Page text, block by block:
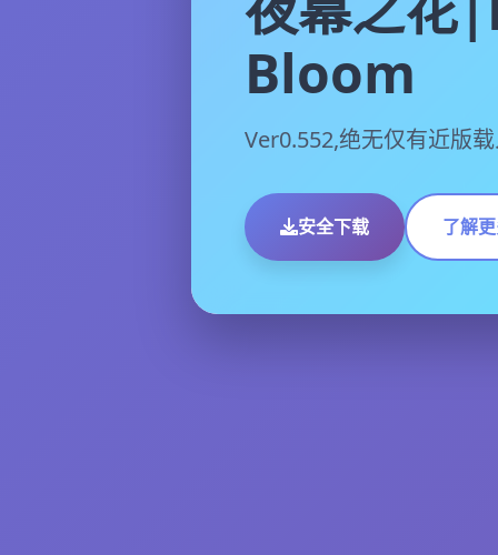
Bloom
Ver0.552,绝无仅有近版
安全下载 了解